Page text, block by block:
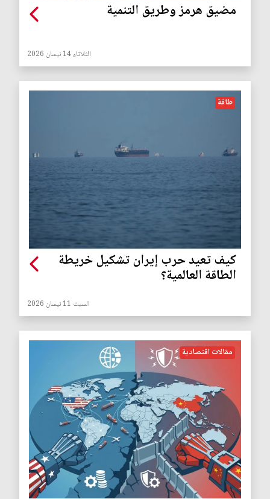
مضيق هرمز وطريق التنمية
الثلاثاء 14 نيسان 2026
طاقة
كيف تعيد حرب إيران تشكيل خريطة
الطاقة العالمية؟
السبت 11 نيسان 2026
مقالات اقتصادية